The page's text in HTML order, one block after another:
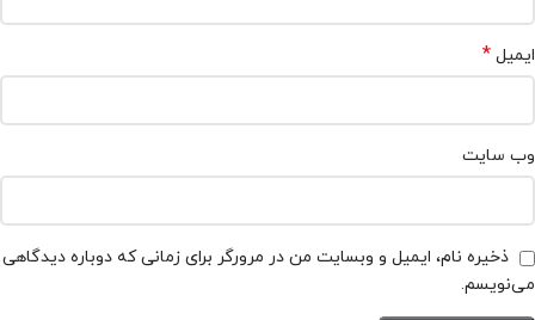
ایمیل *
وب‌ سایت
ذخیره نام، ایمیل و وبسایت من در مرورگر برای زمانی که دوباره دیدگاهی
می‌نویسم.